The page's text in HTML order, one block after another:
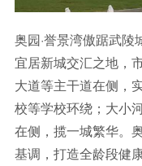
奥园·誉景湾傲踞武
宜居新城交汇之地，
大道等主干道在侧，
校等学校环绕；大小
在侧，揽一城繁华。
基调，打造全龄段健